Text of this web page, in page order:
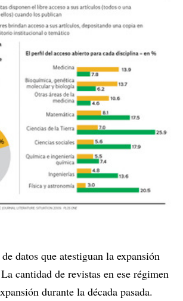
datos que atestiguan la expansión
cantidad de revistas en ese régimen
durante la década pasada.